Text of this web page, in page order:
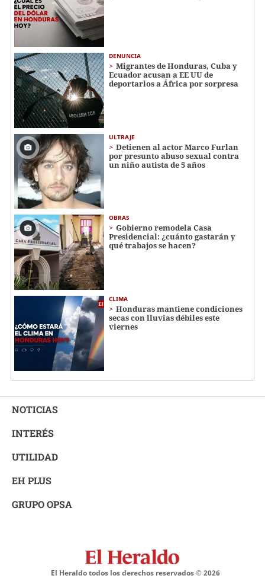
DENUNCIA
Migrantes de Honduras, Cuba y
Ecuador acusan a EE UU de
deportarlos a África por sorpresa
ULTRAJE
Detienen al actor Marco Furlan
por presunto abuso sexual contra
un niño autista de 5 años
OBRAS
Gobierno remodela Casa
Presidencial: ¿cuánto gastarán y
qué trabajos se hacen?
CLIMA
Honduras mantiene condiciones
secas con lluvias débiles este
viernes
NOTICIAS
INTERÉS
UTILIDAD
EH PLUS
GRUPO OPSA
El Heraldo todos los derechos reservados ©2026